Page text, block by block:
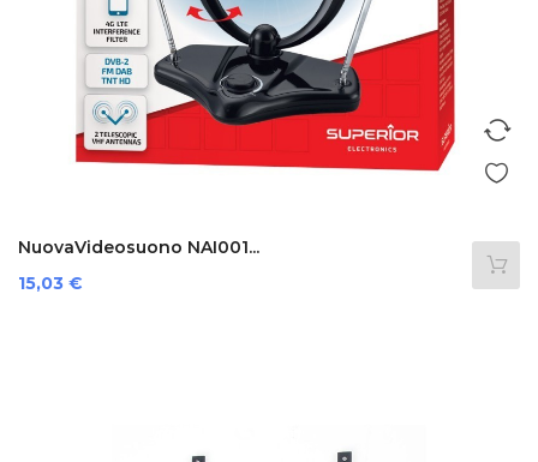
NuovaVideosuono NAI001...
Prezzo
15,03 €